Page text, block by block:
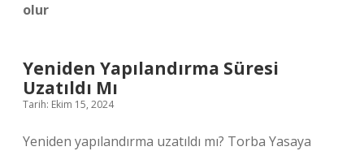
olur
Yeniden Yapılandırma Süresi
Uzatıldı Mı
Tarih: Ekim 15, 2024
Yeniden yapılandırma uzatıldı mı? Torba Yasaya